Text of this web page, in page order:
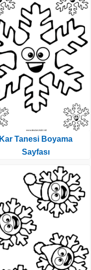
Kar Tanesi Boyama
Sayfası